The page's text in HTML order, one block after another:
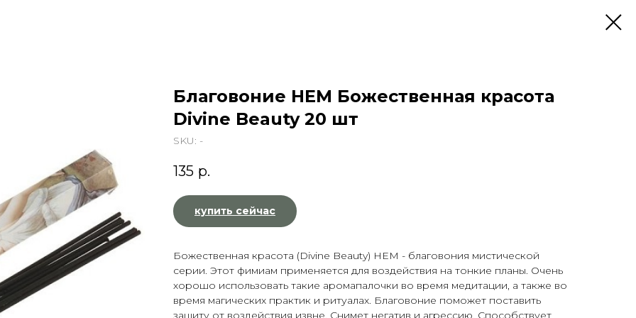
Благовоние HEM Божественная красота
Divine Beauty 20 шт
SKU: -
135 р.
купить сейчас
Божественная красота (Divine Beauty) HEM - благовония мистической
серии. Этот фимиам применяется для воздействия на тонкие планы. Очень
хорошо использовать такие аромапалочки во время медитации, а также во
время магических практик и ритуалах. Благовоние поможет поставить
защиту от воздействия извне. Снимет негатив и агрессию. Способствует